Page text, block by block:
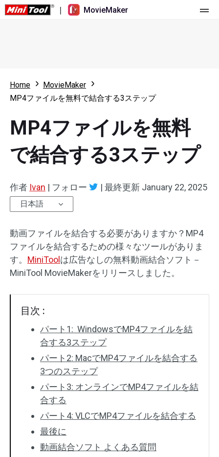
| MovieMaker
更新履歴
概要
マルチトラック動画編集
速度変更/リバース
トリミング/スプリット/クロップ
オーディオエフェクト
テキスト/エレメント
動画色調整
回転/反転
バッチ処理
透かしなし
リソース
ユーザーマニュアル
ビデオ編集のヒント
動画ツール
画面録画ツール
オンライン動画ダウンロード ツール
Home
MovieMaker
MP4ファイルを無料で結合する3ステップ
MP4ファイルを無料
で結合する3ステップ
作者 Ivan | フォロー | 最終更新 January 22, 2025
日本語
動画ファイルを結合する必要がありますか？MP4
ファイルを結合するための様々なツールがありま
す。 MiniTool は広告なしの無料動画結合ソフト－
MiniTool MovieMakerをリリースしました。
目次 :
パート1: WindowsでMP4ファイルを結
合する3ステップ
パート2: MacでMP4ファイルを結合する
3つのステップ
パート3: オンラインでMP4ファイルを結
合する
パート4: VLCでMP4ファイルを結合する
最後に
動画結合ソフト よくある質問